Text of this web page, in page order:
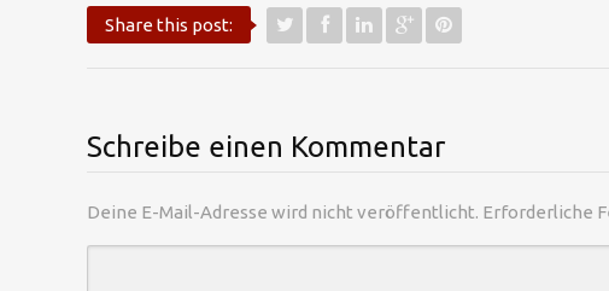
Share this post:
Schreibe einen Kommentar
Deine E-Mail-Adresse wird nicht veröffentlicht. Erforderliche